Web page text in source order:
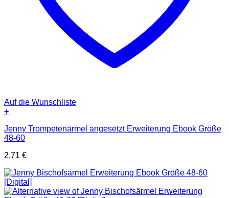
Auf die Wunschliste
+
Jenny Trompetenärmel angesetzt Erweiterung Ebook Größe
48-60
2,71 €